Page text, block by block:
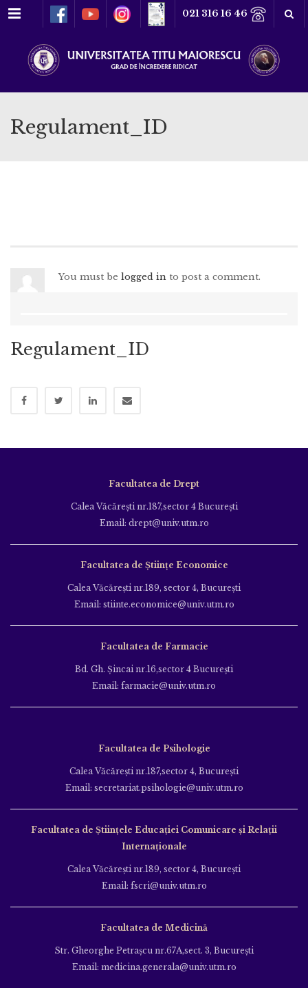
Meniu 021 316 16 46
Regulament_ID
You must be logged in to post a comment.
Regulament_ID
Facultatea de Drept
Calea Văcăreşti nr.187,sector 4 Bucureşti
Email: drept@univ.utm.ro
Facultatea de Științe Economice
Calea Văcăreşti nr.189, sector 4, Bucureşti
Email: stiinte.economice@univ.utm.ro
Facultatea de Farmacie
Bd. Gh. Şincai nr.16,sector 4 Bucureşti
Email: farmacie@univ.utm.ro
Facultatea de Psihologie
Calea Văcăreşti nr.187,sector 4, Bucureşti
Email: secretariat.psihologie@univ.utm.ro
Facultatea de Ştiinţele Educației Comunicare și Relații
Internaționale
Calea Văcăreşti nr.189, sector 4, Bucureşti
Email: fscri@univ.utm.ro
Facultatea de Medicină
Str. Gheorghe Petraşcu nr.67A,sect. 3, Bucureşti
Email: medicina.generala@univ.utm.ro